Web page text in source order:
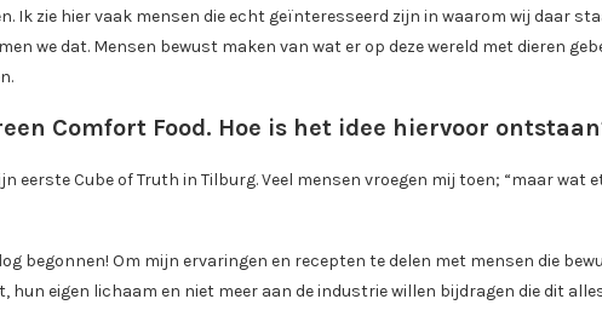
Ik zie hier vaak mensen die echt geïnteresseerd zijn in waarom wij daar
we dat. Mensen bewust maken van wat er op deze wereld met dieren
Comfort Food. Hoe is het idee hiervoor
eerste Cube of Truth in Tilburg. Veel mensen vroegen mij toen; “maar wat
begonnen! Om mijn ervaringen en recepten te delen met mensen die
hun eigen lichaam en niet meer aan de industrie willen bijdragen die dit